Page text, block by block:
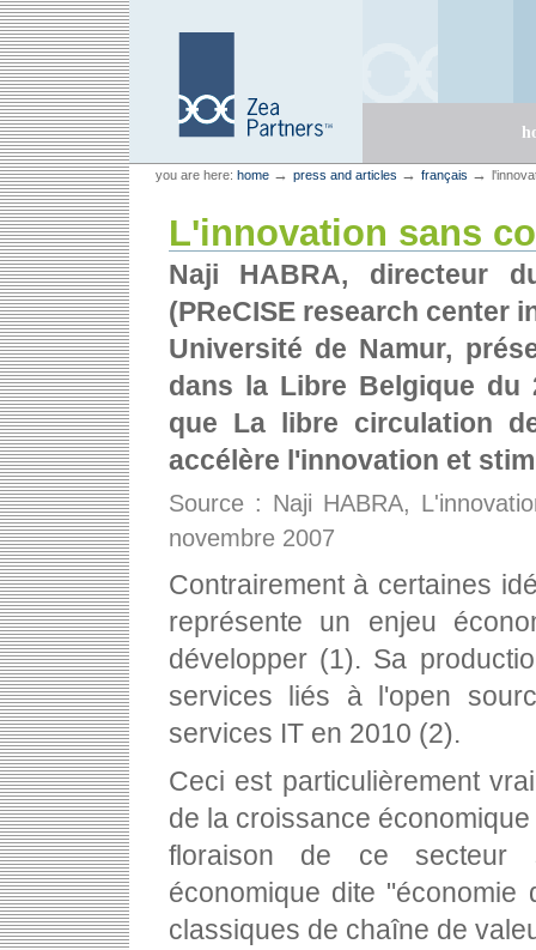
Skip
to
content.
Skip
to
navigation
Zea Partners
Personal
tools
you are here: home → press and articles → français →
L'innovation sans
Naji HABRA, directeur
(PReCISE research center
Université de Namur,
dans la Libre Belgique du
que La libre circulation
accélère l'innovation et
Source : Naji HABRA,
novembre 2007
Contrairement à certaines
représente un enjeu
développer (1). Sa
services liés à l'open
services IT en 2010 (2).
Ceci est particulièrement
de la croissance
floraison de ce secteur
économique dite
classiques de chaîne de